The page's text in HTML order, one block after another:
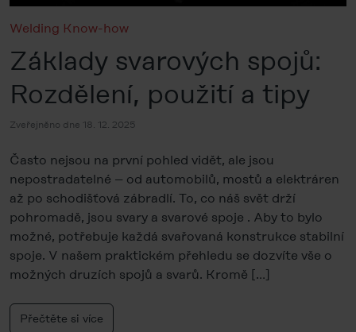
Welding Know-how
Základy svarových spojů:
Rozdělení, použití a tipy
Zveřejněno dne 18. 12. 2025
Často nejsou na první pohled vidět, ale jsou
nepostradatelné – od automobilů, mostů a elektráren
až po schodišťová zábradlí. To, co náš svět drží
pohromadě, jsou svary a svarové spoje . Aby to bylo
možné, potřebuje každá svařovaná konstrukce stabilní
spoje. V našem praktickém přehledu se dozvíte vše o
možných druzích spojů a svarů. Kromě […]
Přečtěte si více